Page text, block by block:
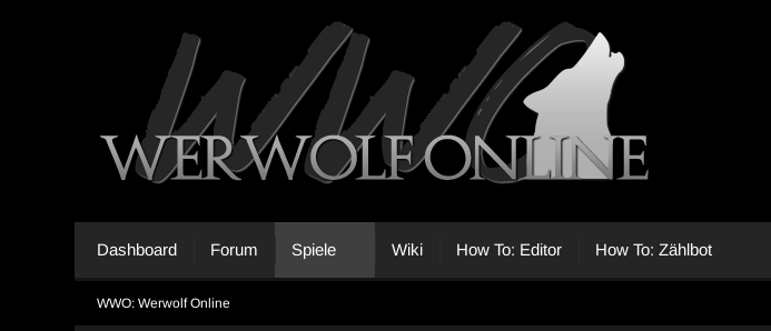
Dashboard Forum Spiele Wiki How To: Editor How To: Zählbot
WWO: Werwolf Online